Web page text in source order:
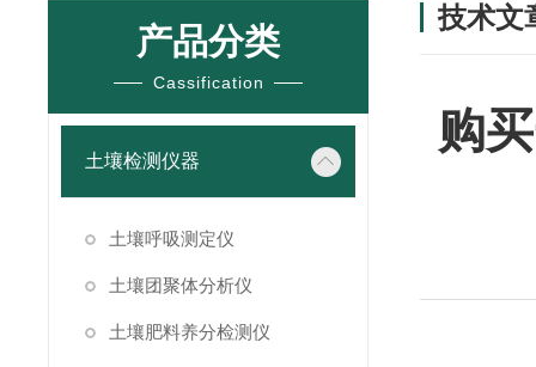
产品分类
Cassification
土壤检测仪器
土壤呼吸测定仪
土壤团聚体分析仪
土壤肥料养分检测仪
技术文
购